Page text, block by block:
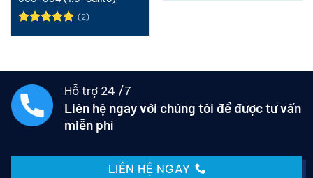
Được xếp
(2)
Hỗ trợ 24 /7
Liên hệ ngay với chúng tôi để được tư vấn
miễn phí
LIÊN HỆ NGAY